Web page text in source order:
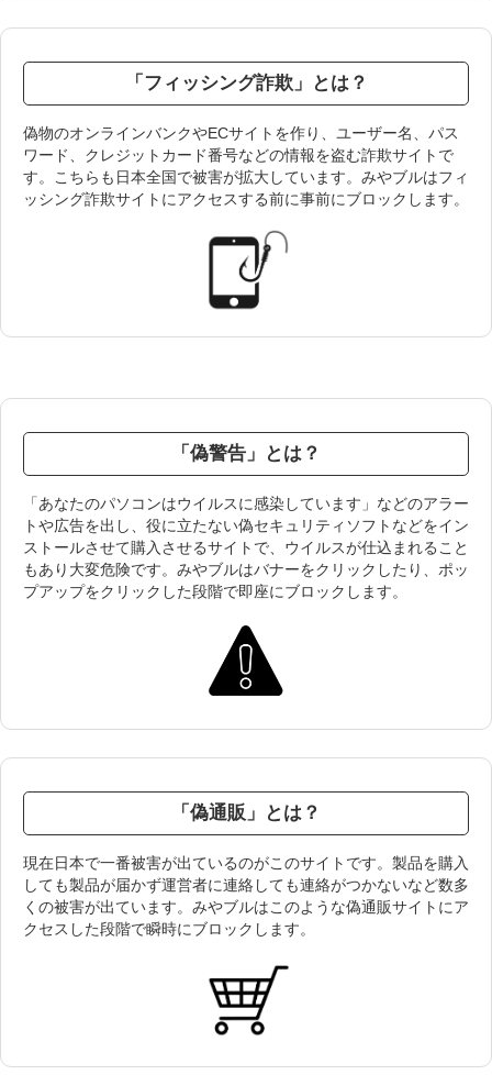
「フィッシング詐欺」とは？
偽物のオンラインバンクやECサイトを作り、ユーザー名、パス
ワード、クレジットカード番号などの情報を盗む詐欺サイトで
す。こちらも日本全国で被害が拡大しています。みやブルはフィ
ッシング詐欺サイトにアクセスする前に事前にブロックします。
「偽警告」とは？
「あなたのパソコンはウイルスに感染しています」などのアラー
トや広告を出し、役に立たない偽セキュリティソフトなどをイン
ストールさせて購入させるサイトで、ウイルスが仕込まれること
もあり大変危険です。みやブルはバナーをクリックしたり、ポッ
プアップをクリックした段階で即座にブロックします。
「偽通販」とは？
現在日本で一番被害が出ているのがこのサイトです。製品を購入
しても製品が届かず運営者に連絡しても連絡がつかないなど数多
くの被害が出ています。みやブルはこのような偽通販サイトにア
クセスした段階で瞬時にブロックします。